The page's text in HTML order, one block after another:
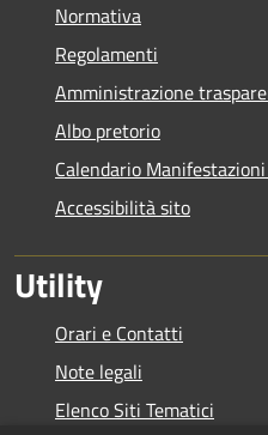
Normativa
Regolamenti
Amministrazione
Albo pretorio
Calendario
Accessibilità sito
Utility
Orari e Contatti
Note legali
Elenco Siti Tematici